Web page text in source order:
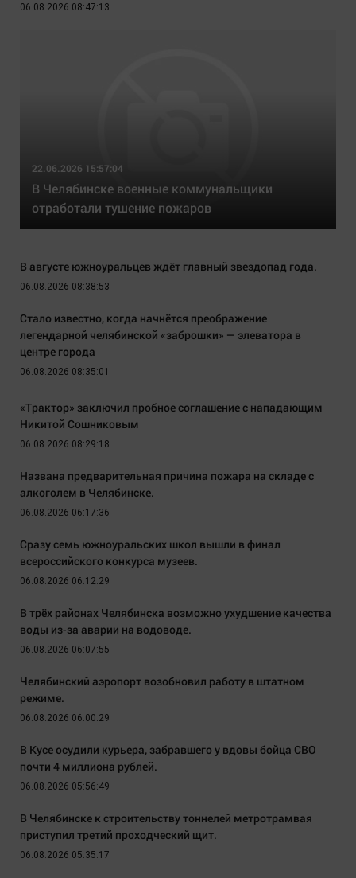
06.08.2026 08:47:13
22.06.2026 15:57:04
В Челябинске военные коммунальщики
отработали тушение пожаров
В августе южноуральцев ждёт главный звездопад года.
06.08.2026 08:38:53
Стало известно, когда начнётся преображение
легендарной челябинской «заброшки» — элеватора в
центре города
06.08.2026 08:35:01
«Трактор» заключил пробное соглашение с нападающим
Никитой Сошниковым
06.08.2026 08:29:18
Названа предварительная причина пожара на складе с
алкоголем в Челябинске.
06.08.2026 06:17:36
Сразу семь южноуральских школ вышли в финал
всероссийского конкурса музеев.
06.08.2026 06:12:29
В трёх районах Челябинска возможно ухудшение качества
воды из-за аварии на водоводе.
06.08.2026 06:07:55
Челябинский аэропорт возобновил работу в штатном
режиме.
06.08.2026 06:00:29
В Кусе осудили курьера, забравшего у вдовы бойца СВО
почти 4 миллиона рублей.
06.08.2026 05:56:49
В Челябинске к строительству тоннелей метротрамвая
приступил третий проходческий щит.
06.08.2026 05:35:17